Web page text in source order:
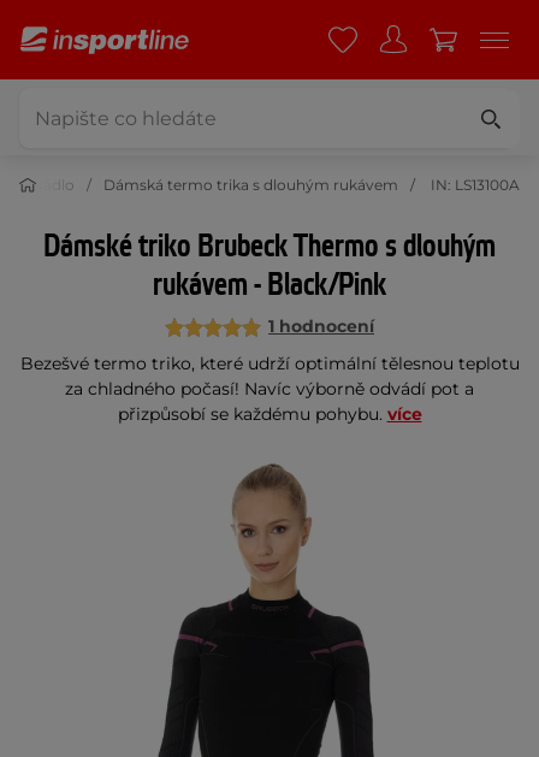
prádlo Dámská termo trika s dlouhým rukávem IN: LS13100A
Dámské triko Brubeck Thermo s dlouhým
rukávem - Black/Pink
1 hodnocení
Bezešvé termo triko, které udrží optimální tělesnou teplotu
za chladného počasí! Navíc výborně odvádí pot a
přizpůsobí se každému pohybu. více